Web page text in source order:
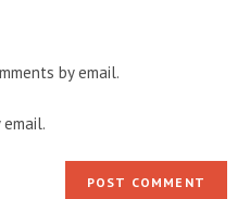
by email.